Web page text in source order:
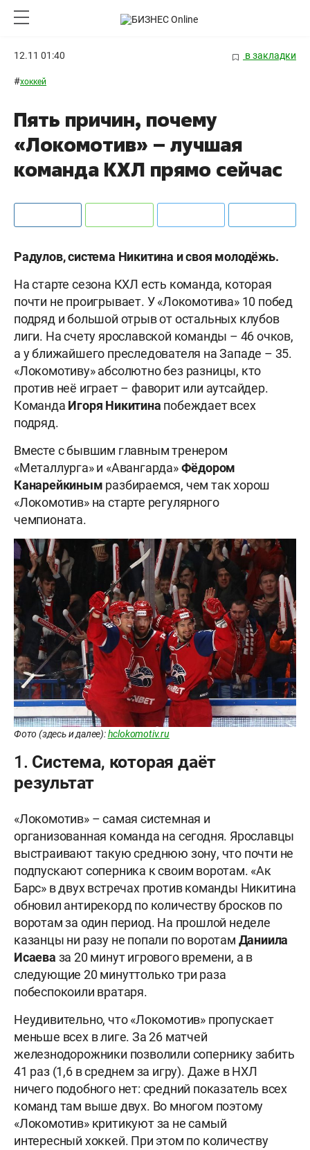
12.11 01:40 в закладки
#хоккей
Пять причин, почему
«Локомотив» – лучшая
команда КХЛ прямо сейчас
Радулов, система Никитина и своя молодёжь.
На старте сезона КХЛ есть команда, которая
почти не проигрывает. У «Локомотива» 10 побед
подряд и большой отрыв от остальных клубов
лиги. На счету ярославской команды – 46 очков,
а у ближайшего преследователя на Западе – 35.
«Локомотиву» абсолютно без разницы, кто
против неё играет – фаворит или аутсайдер.
Команда Игоря Никитина побеждает всех
подряд.
Вместе с бывшим главным тренером
«Металлурга» и «Авангарда»Фёдором
Канарейкиным разбираемся, чем так хорош
«Локомотив» на старте регулярного
чемпионата.
Фото (здесь и далее):hclokomotiv.ru
1. Система, которая даёт
результат
«Локомотив» – самая системная и
организованная команда на сегодня. Ярославцы
выстраивают такую среднюю зону, что почти не
подпускают соперника к своим воротам. «Ак
Барс» в двух встречах против команды Никитина
обновил антирекорд по количеству бросков по
воротам за один период. На прошлой неделе
казанцы ни разу не попали по воротам Даниила
Исаева за 20 минут игрового времени, а в
следующие 20 минуттолько три раза
побеспокоили вратаря.
Неудивительно, что «Локомотив» пропускает
меньше всех в лиге. За 26 матчей
железнодорожники позволили сопернику забить
41 раз (1,6 в среднем за игру). Даже в НХЛ
ничего подобного нет: средний показатель всех
команд там выше двух. Во многом поэтому
«Локомотив» критикуют за не самый
интересный хоккей. При этом по количеству